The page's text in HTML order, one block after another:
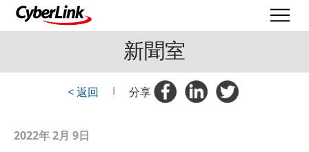
新聞室
< 返回 | 分享
2022年 2月 9日